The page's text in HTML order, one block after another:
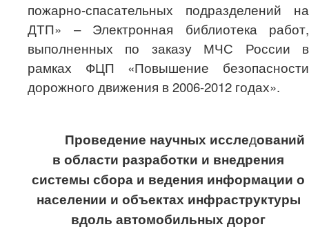
пожарно-спасательных подразделений на
ДТП» – Электронная библиотека работ,
выполненных по заказу МЧС России в
рамках ФЦП «Повышение безопасности
дорожного движения в 2006-2012 годах».
Проведение научных исследований
в области разработки и внедрения
системы сбора и ведения информации о
населении и объектах инфраструктуры
вдоль автомобильных дорог